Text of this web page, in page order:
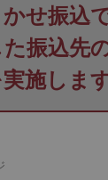
せ振込
振込先
施しま